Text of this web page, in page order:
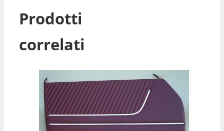
Prodotti
correlati